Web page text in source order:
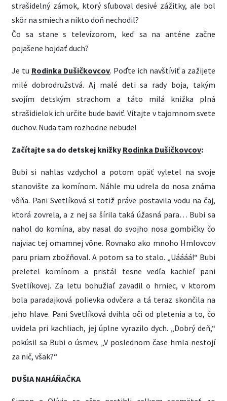
strašidelný zámok, ktorý sľuboval desivé zážitky, ale bol
skôr na smiech a nikto doň nechodil?
Čo sa stane s televízorom, keď sa na anténe začne
pojašene hojdať duch?
Je tu Rodinka Dušičkovcov. Poďte ich navštíviť a zažijete
milé dobrodružstvá. Aj malé deti sa rady boja, takým
svojím detským strachom a táto milá knižka plná
strašidielok ich určite bude baviť. Vitajte v tajomnom svete
duchov. Nuda tam rozhodne nebude!
Začítajte sa do detskej knižky Rodinka Dušičkovcov:
Bubi si nahlas vzdychol a potom opäť vyletel na svoje
stanovište za komínom. Náhle mu udrela do nosa známa
vôňa. Pani Svetlíková si totiž práve postavila vodu na čaj,
ktorá zovrela, a z nej sa šírila taká úžasná para… Bubi sa
nahol do komína, aby nasal do svojho nosa gombičky čo
najviac tej omamnej vône. Rovnako ako mnoho Hmlovcov
paru priam zbožňoval. A potom sa to stalo. „Uáááá!“ Bubi
preletel komínom a pristál tesne vedľa kachieľ pani
Svetlíkovej. Za letu bohužiaľ zavadil o hrniec, v ktorom
bola paradajková polievka odvčera a tá teraz skončila na
jeho hlave. Pani Svetlíková dvihla oči od pletenia a to, čo
uvidela pri kachliach, jej úplne vyrazilo dych. „Dobrý deň,“
pokúsil sa Bubi o úsmev. „V poslednom čase hmla nestojí
za nič, však?“
DUŠIA NAHÁŇAČKA